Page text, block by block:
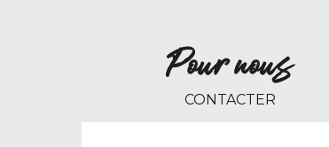
Pour nous
CONTACTER